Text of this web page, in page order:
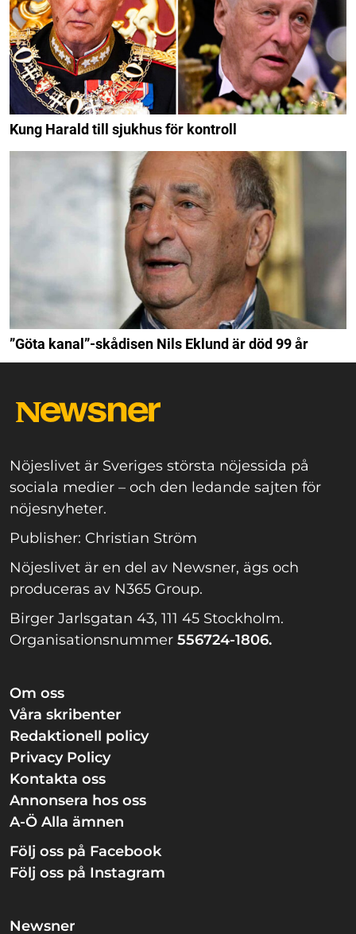
Kung Harald till sjukhus för kontroll
”Göta kanal”-skådisen Nils Eklund är död 99 år
Nöjeslivet är Sveriges största nöjessida på
sociala medier – och den ledande sajten för
nöjesnyheter.
Publisher: Christian Ström
Nöjeslivet är en del av Newsner, ägs och
produceras av N365 Group.
Birger Jarlsgatan 43, 111 45 Stockholm.
Organisationsnummer 556724-1806.
Om oss
Våra skribenter
Redaktionell policy
Privacy Policy
Kontakta oss
Annonsera hos oss
A-Ö Alla ämnen
Följ oss på Facebook
Följ oss på Instagram
Newsner